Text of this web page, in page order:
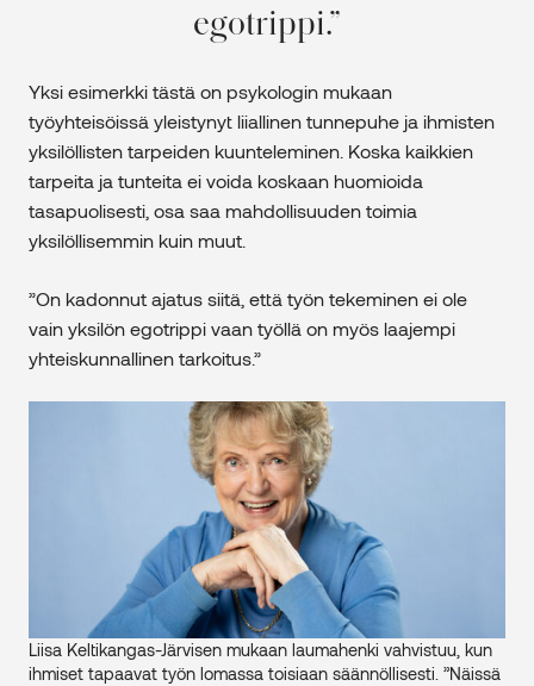
egotrippi.
Yksi esimerkki tästä on psykologin mukaan
työyhteisöissä yleistynyt liiallinen tunnepuhe ja ihmisten
yksilöllisten tarpeiden kuunteleminen. Koska kaikkien
tarpeita ja tunteita ei voida koskaan huomioida
tasapuolisesti, osa saa mahdollisuuden toimia
yksilöllisemmin kuin muut.
”On kadonnut ajatus siitä, että työn tekeminen ei ole
vain yksilön egotrippi vaan työllä on myös laajempi
yhteiskunnallinen tarkoitus.”
Liisa Keltikangas-Järvisen mukaan laumahenki vahvistuu, kun
ihmiset tapaavat työn lomassa toisiaan säännöllisesti. ”Näissä